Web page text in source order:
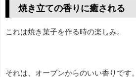
焼き立ての香りに癒される
これは焼き菓子を作る時の楽しみ。
それは、オーブンからのいい香りです。